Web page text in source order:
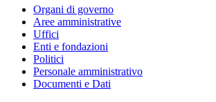
Organi di governo
Aree amministrative
Uffici
Enti e fondazioni
Politici
Personale amministrativo
Documenti e Dati